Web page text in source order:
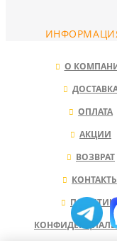
О
ОПЛАТА
АКЦИИ
ВОЗВРАТ